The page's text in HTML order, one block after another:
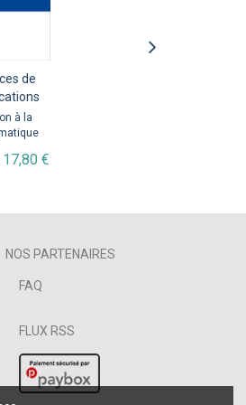
€
€
de
à la
17,80 €
NOS PARTENAIRES
FAQ
FLUX RSS